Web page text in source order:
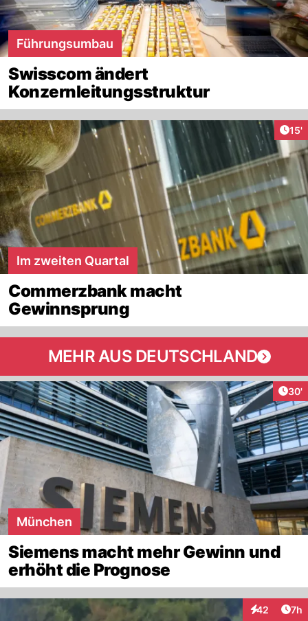
Führungsumbau
Swisscom ändert
Konzernleitungsstruktur
15'
Im zweiten Quartal
Commerzbank macht
Gewinnsprung
MEHR AUS DEUTSCHLAND
30'
München
Siemens macht mehr Gewinn und
erhöht die Prognose
42
Interaktionen
7h